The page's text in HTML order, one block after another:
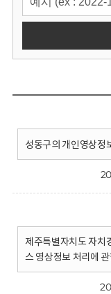
성동구의 개인영상정
제주특별자치도 자치
스 영상정보 처리에 관